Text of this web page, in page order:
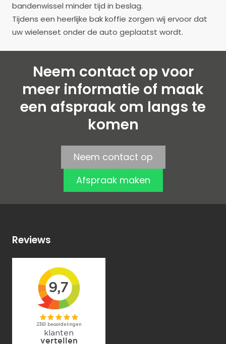
bandenwissel minder tijd in beslag.
Tijdens een heerlijke bak koffie zorgen wij ervoor dat
uw wielenset onder de auto geplaatst wordt.
Neem contact op voor
meer informatie of maak
een afspraak om langs te
komen
Neem contact op
Afspraak maken
Reviews